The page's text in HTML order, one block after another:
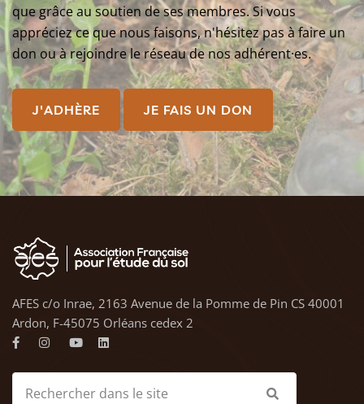
que grâce au soutien de ses membres. Si vous
appréciez ce que nous faisons, n'hésitez pas à faire un
don ou à rejoindre le réseau de nos adhérent·es.
J'ADHÈRE JE FAIS UN DON
AFES c/o Inrae, 2163 Avenue de la Pomme de Pin CS 40001
Ardon, F-45075 Orléans cedex 2